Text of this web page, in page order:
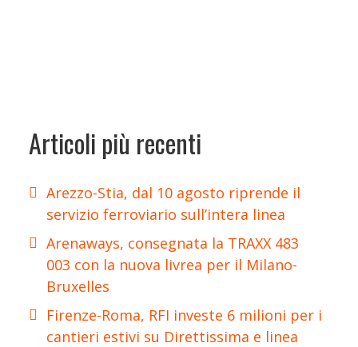
Articoli più recenti
Arezzo-Stia, dal 10 agosto riprende il
servizio ferroviario sull’intera linea
Arenaways, consegnata la TRAXX 483
003 con la nuova livrea per il Milano-
Bruxelles
Firenze-Roma, RFI investe 6 milioni per i
cantieri estivi su Direttissima e linea